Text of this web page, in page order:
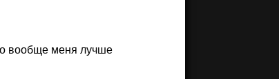
вообще меня лучше